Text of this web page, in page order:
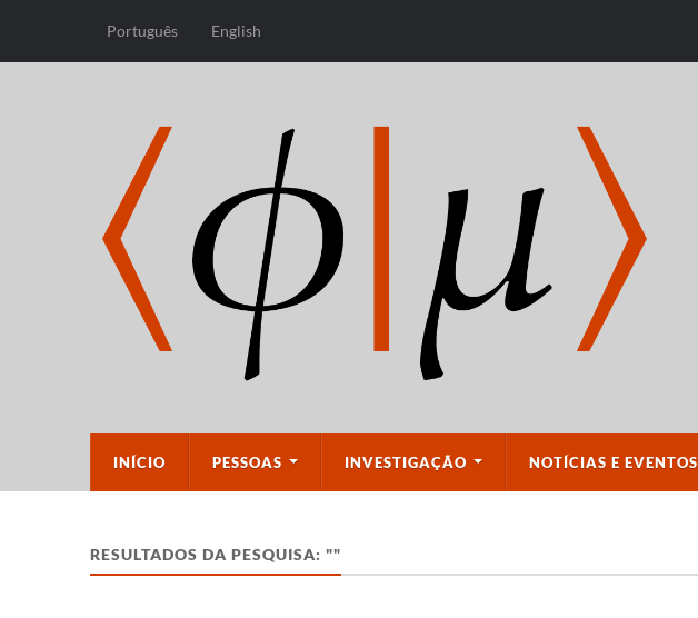
Português English
INÍCIO PESSOAS INVESTIGAÇÃO NOTÍCIAS E EVENTOS
RESULTADOS DA PESQUISA: ""